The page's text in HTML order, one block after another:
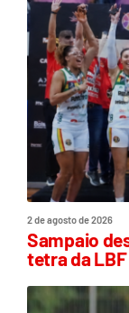
2 de agosto de 2026
Sampaio
tetra da LBF